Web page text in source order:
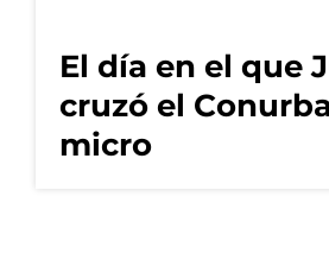
El día en el que
cruzó el
micro